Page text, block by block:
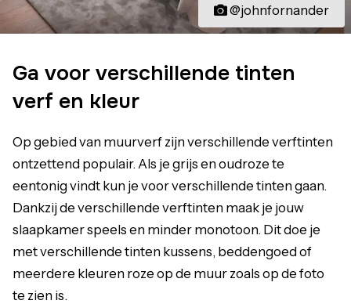
@johnfornander
Ga voor verschillende tinten
verf en kleur
Op gebied van muurverf zijn verschillende verftinten
ontzettend populair. Als je grijs en oudroze te
eentonig vindt kun je voor verschillende tinten gaan.
Dankzij de verschillende verftinten maak je jouw
slaapkamer speels en minder monotoon. Dit doe je
met verschillende tinten kussens, beddengoed of
meerdere kleuren roze op de muur zoals op de foto
te zien is.